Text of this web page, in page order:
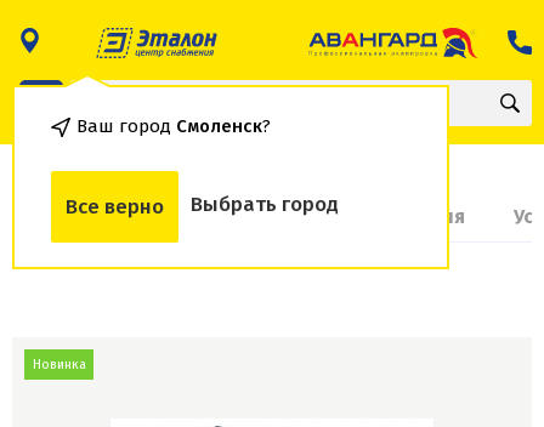
Ваш город Смоленск?
Все верно Выбрать город
О товаре Доставка и оплата Гарантия
Новинка